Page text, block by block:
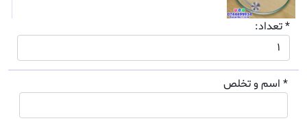
* تعداد:
* اسم و تخلص